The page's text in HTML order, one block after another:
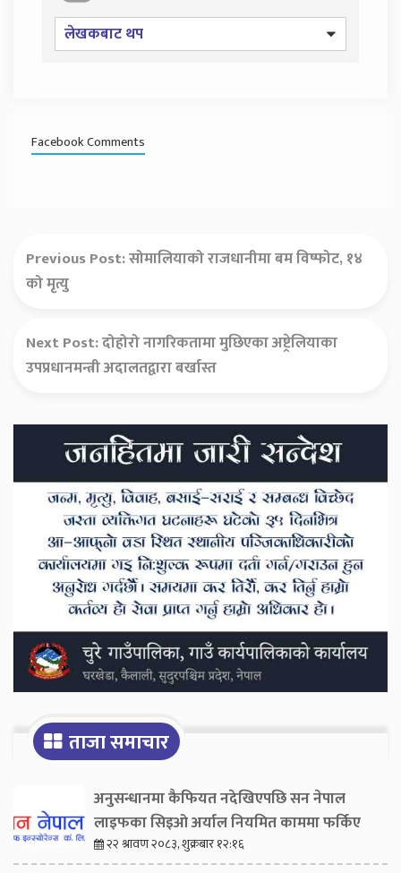
लेखकबाट थप
Facebook Comments
Previous Post:सोमालियाको राजधानीमा बम विष्फोट, १४
को मृत्यु
Next Post:दोहोरो नागरिकतामा मुछिएका अष्ट्रेलियाका
उपप्रधानमन्त्री अदालतद्वारा बर्खास्त
Secondary
Sidebar
ताजा समाचार
अनुसन्धानमा कैफियत नदेखिएपछि सन नेपाल
लाइफका सिइओ अर्याल नियमित काममा फर्किए
२२ श्रावण २०८३, शुक्रबार १२:१६